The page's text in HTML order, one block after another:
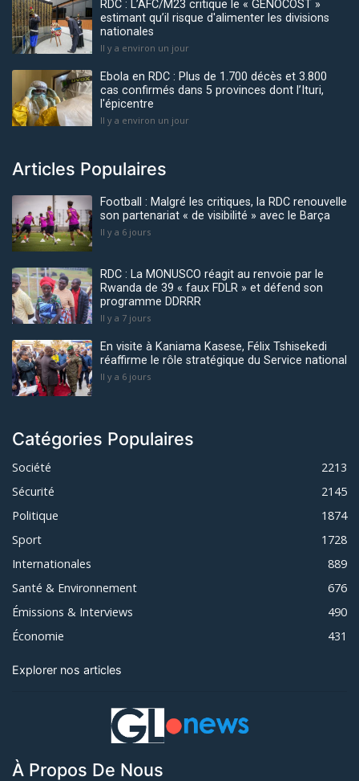
RDC : L’AFC/M23 critique le « GENOCOST »
estimant qu’il risque d'alimenter les divisions
nationales
Il y a environ un jour
Ebola en RDC : Plus de 1.700 décès et 3.800
cas confirmés dans 5 provinces dont l’Ituri,
l'épicentre
Il y a environ un jour
Articles Populaires
Football : Malgré les critiques, la RDC renouvelle
son partenariat « de visibilité » avec le Barça
Il y a 6 jours
RDC : La MONUSCO réagit au renvoie par le
Rwanda de 39 « faux FDLR » et défend son
programme DDRRR
Il y a 7 jours
En visite à Kaniama Kasese, Félix Tshisekedi
réaffirme le rôle stratégique du Service national
Il y a 6 jours
Catégories Populaires
Société
2213
Sécurité
2145
Politique
1874
Sport
1728
Internationales
889
Santé & Environnement
676
Émissions & Interviews
490
Économie
431
Explorer nos articles
À Propos De Nous